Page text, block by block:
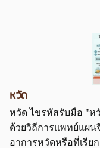
หวัด
หวัด ไขรหัสรับมือ "ห
ด้วยวิถีการแพทย์แผ
อาการหวัดหรือที่เรียก